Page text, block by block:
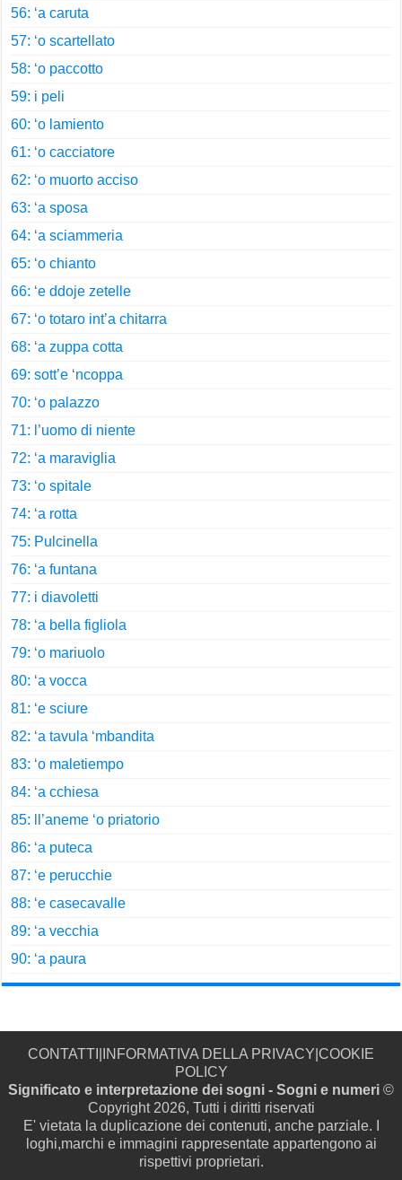
56: ‘a caruta
57: ‘o scartellato
58: ‘o paccotto
59: i peli
60: ‘o lamiento
61: ‘o cacciatore
62: ‘o muorto acciso
63: ‘a sposa
64: ‘a sciammeria
65: ‘o chianto
66: ‘e ddoje zetelle
67: ‘o totaro int’a chitarra
68: ‘a zuppa cotta
69: sott’e ‘ncoppa
70: ‘o palazzo
71: l’uomo di niente
72: ‘a maraviglia
73: ‘o spitale
74: ‘a rotta
75: Pulcinella
76: ‘a funtana
77: i diavoletti
78: ‘a bella figliola
79: ‘o mariuolo
80: ‘a vocca
81: ‘e sciure
82: ‘a tavula ‘mbandita
83: ‘o maletiempo
84: ‘a cchiesa
85: ll’aneme ‘o priatorio
86: ‘a puteca
87: ‘e perucchie
88: ‘e casecavalle
89: ‘a vecchia
90: ‘a paura
CONTATTI INFORMATIVA DELLA PRIVACY COOKIE
POLICY
Significato e interpretazione dei sogni - Sogni e numeri ©
Copyright 2026, Tutti i diritti riservati
E' vietata la duplicazione dei contenuti, anche parziale. I
loghi,marchi e immagini rappresentate appartengono ai
rispettivi proprietari.